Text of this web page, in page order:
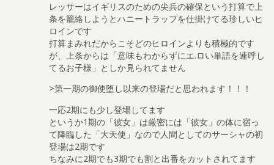
レッサーはイギリスのための尖兵の確保という打算で上
条を籠絡しようとハニートラップを仕掛けてる珍しいヒ
ロインです
打算まみれだからこそどのヒロインよりも積極的です
が、上条からは「意味もわからずにエ.ロい単語を連呼し
てるお子様」としか見られてません
>第一期の御使堕し以来の登場だと思われます！！！
一応2期にも少し登場してます
というか1期の「彼女」は厳密には「彼女」の体に宿っ
て降臨した「大天使」なので人間としてのサーシャの初
登場は2期です
ちなみに2期でも3期でも割と出番をカットされてます